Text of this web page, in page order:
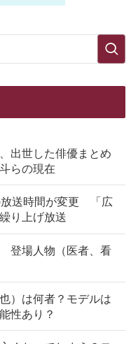
出世した俳優まとめ
らの現在
放送時間が変更 「広
り上げ放送
登場人物（医者、看
）は何者？モデルは
性あり？